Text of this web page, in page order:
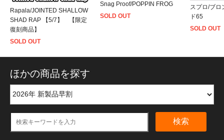
Rapala/JOINTED SHALLOW
SHAD RAP 【5/7】 【限定
復刻商品】
SOLD OUT
Snag Proof/POPPIN FROG
SOLD OUT
スプロ/ブロ
ド65
SOLD OUT
ほかの商品を探す
検索